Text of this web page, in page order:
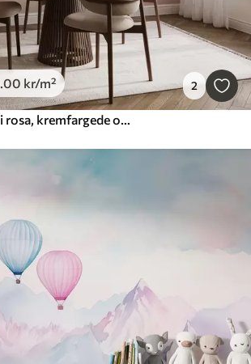
.00 kr/m² 2
Myke pastellskyer i rosa, kremfargede og blå nyanser